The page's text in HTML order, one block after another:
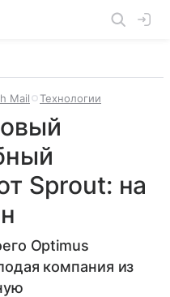
Mail Технологии
Sprout: на
Optimus
компания из